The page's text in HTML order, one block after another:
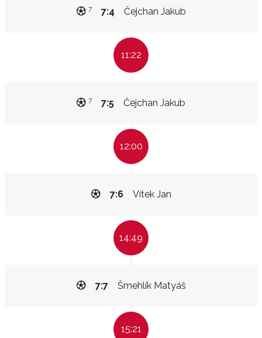
Čejchan Jakub
7:4
7
11:22
Čejchan Jakub
7:5
7
12:00
Vítek Jan
7:6
14:49
Šmehlík Matyáš
7:7
15:21